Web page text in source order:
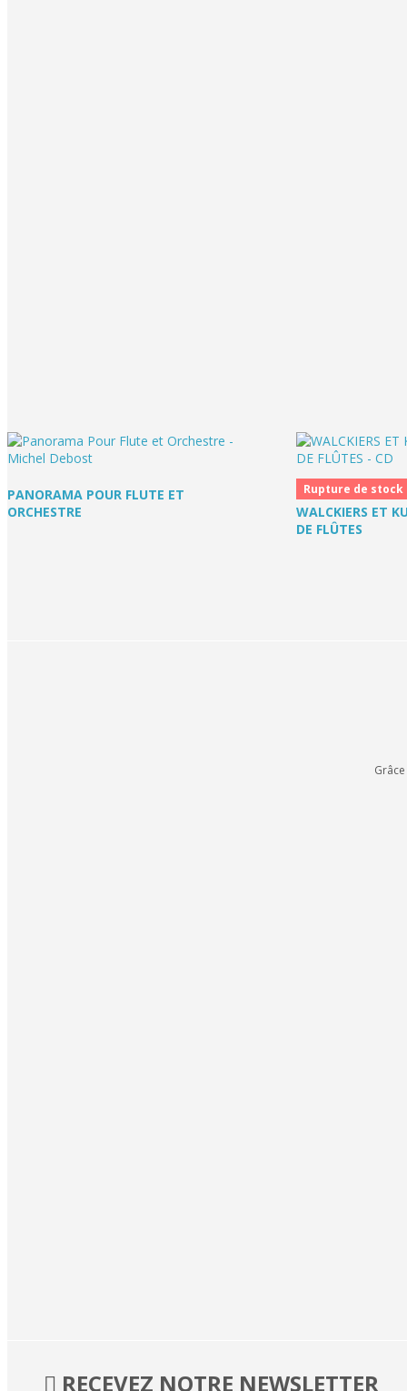
PANORAMA POUR FLUTE ET
ORCHESTRE
Rupture de stock
WALCKIERS ET
DE FLÛTES
RECEVEZ NOTRE NEWSLETTER